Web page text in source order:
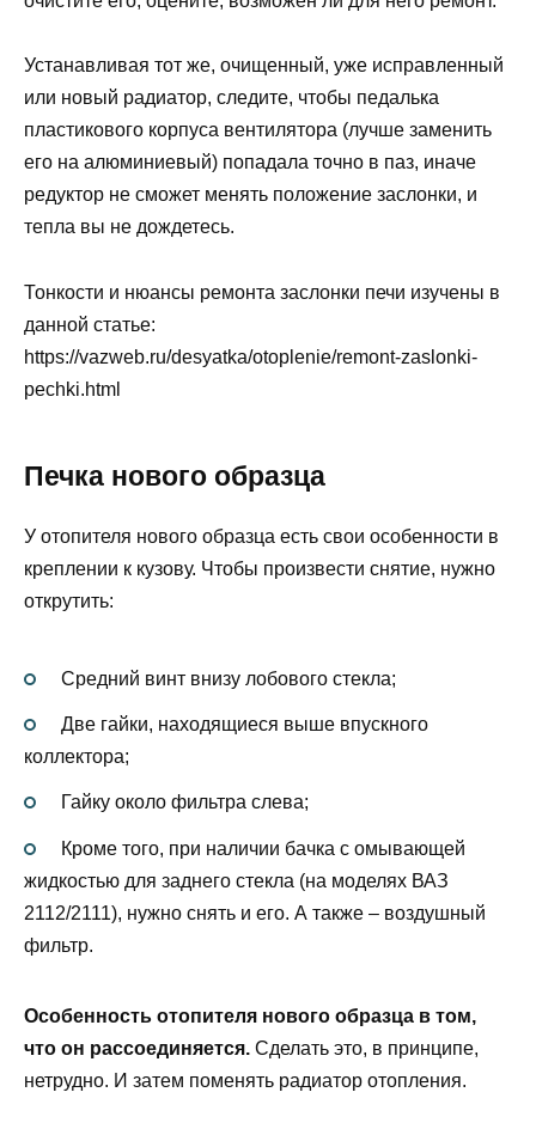
Устанавливая тот же, очищенный, уже исправленный
или новый радиатор, следите, чтобы педалька
пластикового корпуса вентилятора (лучше заменить
его на алюминиевый) попадала точно в паз, иначе
редуктор не сможет менять положение заслонки, и
тепла вы не дождетесь.
Тонкости и нюансы ремонта заслонки печи изучены в
данной статье:
https://vazweb.ru/desyatka/otoplenie/remont-zaslonki-
pechki.html
Печка нового образца
У отопителя нового образца есть свои особенности в
креплении к кузову. Чтобы произвести снятие, нужно
открутить:
Средний винт внизу лобового стекла;
Две гайки, находящиеся выше впускного
коллектора;
Гайку около фильтра слева;
Кроме того, при наличии бачка с омывающей
жидкостью для заднего стекла (на моделях ВАЗ
2112/2111), нужно снять и его. А также – воздушный
фильтр.
Особенность отопителя нового образца в том,
что он рассоединяется. Сделать это, в принципе,
нетрудно. И затем поменять радиатор отопления.